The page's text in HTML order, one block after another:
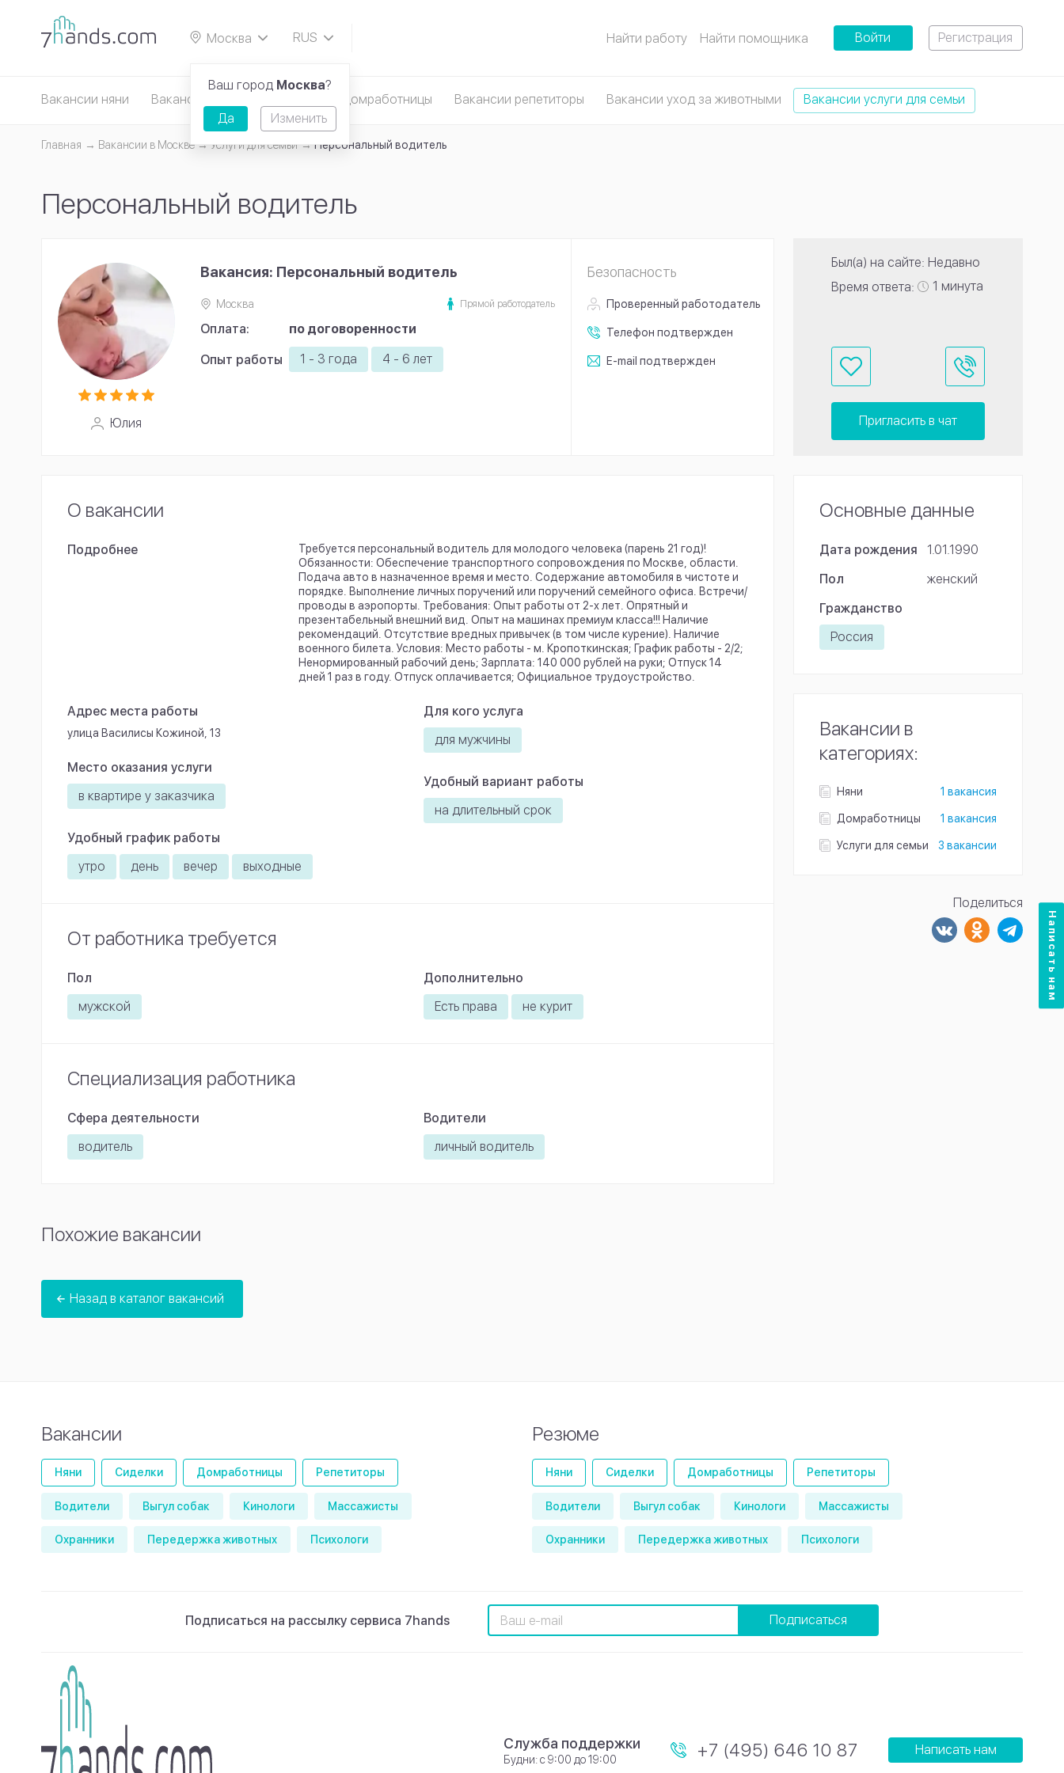
Москва
RUS
Найти работу Найти помощника Войти Регистрация
Вакансии няни Вакансии сиделки Вакансии домработницы Вакансии репетиторы Вакансии уход за животными Вакансии услуги для семьи
Главная Вакансии в Москве Услуги для семьи Персональный водитель
Персональный водитель
Юлия
Вакансия: Персональный водитель
Москва Прямой работодатель
Оплата: по договоренности
Опыт работы 1 - 3 года 4 - 6 лет
Безопасность
Проверенный работодатель
Телефон подтвержден
E-mail подтвержден
Был(а) на сайте: Недавно
Время ответа:
1 минута
Пригласить в чат
О вакансии
Подробнее
Требуется персональный водитель для молодого человека (парень 21 год)!
Обязанности: Обеспечение транспортного сопровождения по Москве, области.
Подача авто в назначенное время и место. Содержание автомобиля в чистоте и
порядке. Выполнение личных поручений или поручений семейного офиса. Встречи/
проводы в аэропорты. Требования: Опыт работы от 2-х лет. Опрятный и
презентабельный внешний вид. Опыт на машинах премиум класса!!! Наличие
рекомендаций. Отсутствие вредных привычек (в том числе курение). Наличие
военного билета. Условия: Место работы - м. Кропоткинская; График работы - 2/2;
Ненормированный рабочий день; Зарплата: 140 000 рублей на руки; Отпуск 14
дней 1 раз в году. Отпуск оплачивается; Официальное трудоустройство.
Адрес места работы
улица Василисы Кожиной, 13
Место оказания услуги
в квартире у заказчика
Удобный график работы
утро
день вечер выходные
Для кого услуга
для мужчины
Удобный вариант работы
на длительный срок
От работника требуется
Пол
мужской
Дополнительно
Есть права
не курит
Специализация работника
Сфера деятельности
водитель
Водители
личный водитель
Основные данные
Дата рождения
1.01.1990
Пол
женский
Гражданство
Россия
Вакансии в
категориях:
Няни 1 вакансия
Домработницы 1 вакансия
Услуги для семьи 3 вакансии
Поделиться
Похожие вакансии
Назад в каталог вакансий
Вакансии
Няни Сиделки Домработницы Репетиторы
Водители Выгул собак Кинологи Массажисты
Охранники Передержка животных Психологи
Резюме
Няни Сиделки Домработницы Репетиторы
Водители Выгул собак Кинологи Массажисты
Охранники Передержка животных Психологи
Подписаться на рассылку сервиса 7hands Подписаться
Служба поддержки
Будни: с 9:00 до 19:00 +7 (495) 646 10 87 Написать нам
Написать нам
Ваш город Москва?
Да Изменить